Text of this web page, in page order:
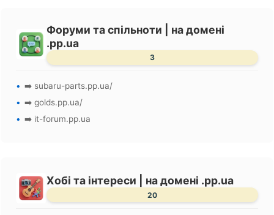
Форуми та спільноти | на домені
.pp.ua
3
➡️ subaru-parts.pp.ua/
➡️ golds.pp.ua/
➡️ it-forum.pp.ua
Хобі та інтереси | на домені .pp.ua
20